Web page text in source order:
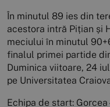
În minutul 89 ies din
acestora intră Pițian și
meciului în minutul
finalul primei partide
Duminica viitoare, 24
pe Universitatea
Echipa de start: Gorcea